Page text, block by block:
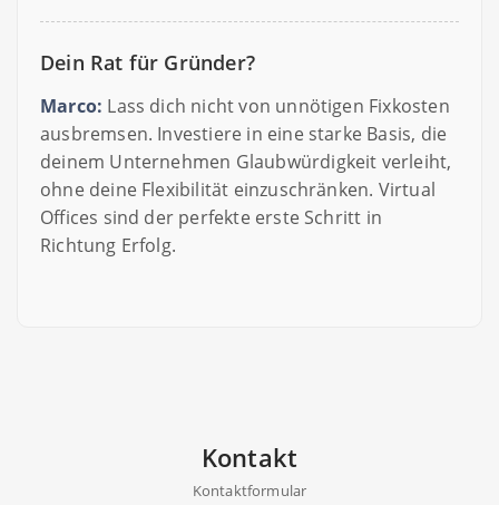
Dein Rat für Gründer?
Marco: Lass dich nicht von unnötigen Fixkosten
ausbremsen. Investiere in eine starke Basis, die
deinem Unternehmen Glaubwürdigkeit verleiht,
ohne deine Flexibilität einzuschränken. Virtual
Offices sind der perfekte erste Schritt in
Richtung Erfolg.
Kontakt
Kontaktformular